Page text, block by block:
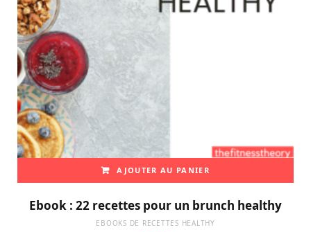
AJOUTER AU PANIER
Ebook : 22 recettes pour un brunch healthy
EBOOKS DE RECETTES HEALTHY